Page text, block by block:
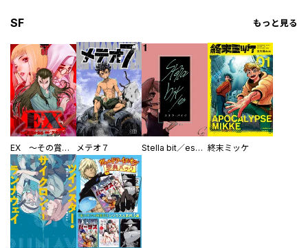
SF もっと見る
EX ～その賞金稼ぎは、世界の出口を探す～【単行本版】 メテオ７ Stella bit／es【単話版】 終末ミッケ